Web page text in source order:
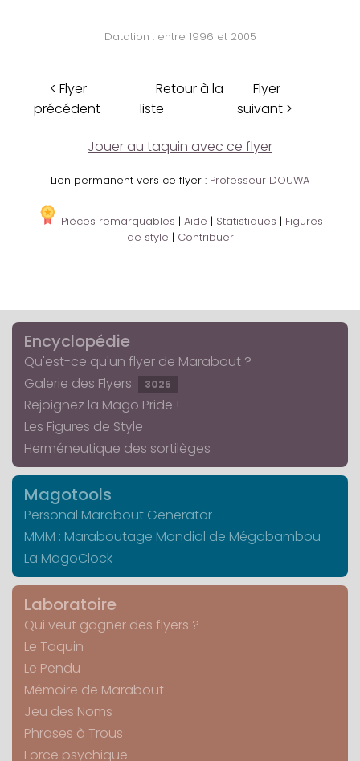
Datation : entre 1996 et 2005
< Flyer
précédent
Retour à la
liste
Flyer
suivant >
Jouer au taquin avec ce flyer
Lien permanent vers ce flyer : Professeur DOUWA
Pièces remarquables | Aide | Statistiques | Figures
de style | Contribuer
Encyclopédie
Qu'est-ce qu'un flyer de Marabout ?
Galerie des Flyers
3025
Rejoignez la Mago Pride !
Les Figures de Style
Herméneutique des sortilèges
Magotools
Personal Marabout Generator
MMM : Maraboutage Mondial de Mégabambou
La MagoClock
Laboratoire
Qui veut gagner des flyers ?
Le Taquin
Le Pendu
Mémoire de Marabout
Jeu des Noms
Phrases à Trous
Force psychique